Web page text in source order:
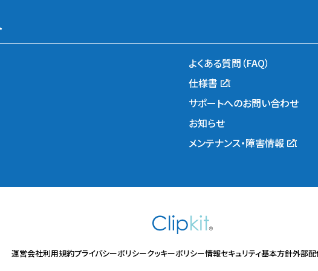
よくある質問（FAQ）
仕様書
サポートへのお問い合わせ
お知らせ
メンテナンス・障害情報
運営会社利用規約プライバシーポリシークッキーポリシー情報セキュリティ基本方針外部配